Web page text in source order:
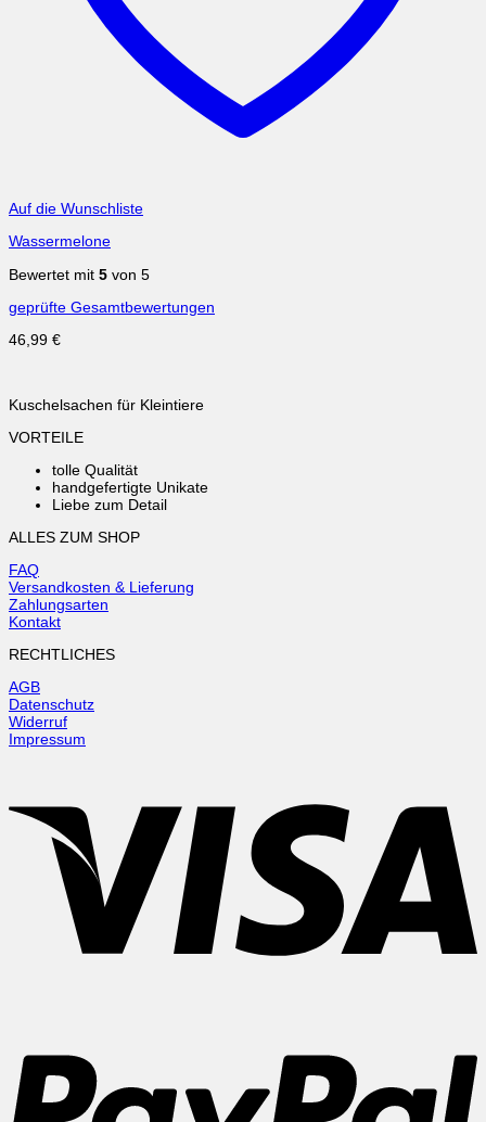
Auf die Wunschliste
Wassermelone
Bewertet mit 5 von 5
geprüfte Gesamtbewertungen
46,99 €
Kuschelsachen für Kleintiere
VORTEILE
tolle Qualität
handgefertigte Unikate
Liebe zum Detail
ALLES ZUM SHOP
FAQ
Versandkosten & Lieferung
Zahlungsarten
Kontakt
RECHTLICHES
AGB
Datenschutz
Widerruf
Impressum